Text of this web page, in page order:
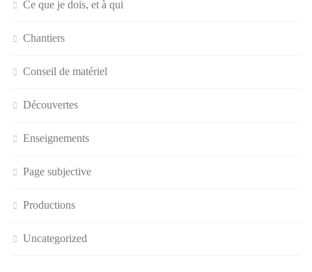
Ce que je dois, et à qui
Chantiers
Conseil de matériel
Découvertes
Enseignements
Page subjective
Productions
Uncategorized